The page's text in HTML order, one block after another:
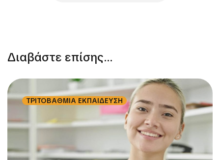
Διαβάστε επίσης...
ΤΡΙΤΟΒΑΘΜΙΑ ΕΚΠΑΙΔΕΥΣΗ